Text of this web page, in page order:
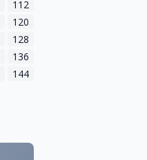
112
120
128
136
144